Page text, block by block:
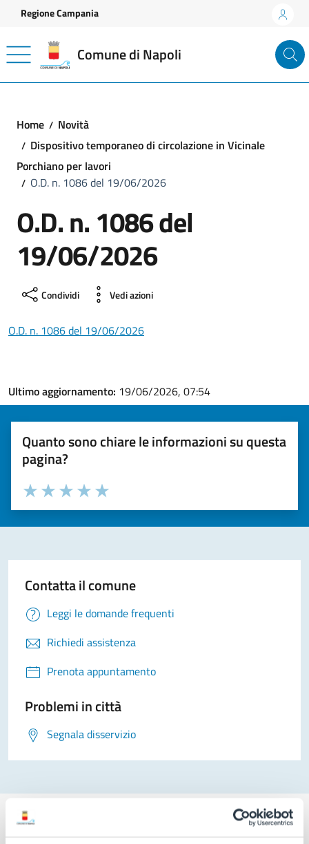
Vai ai contenuti
Vai al footer
Regione Campania
Comune di Napoli
Home
Novità
Dispositivo temporaneo di circolazione in Vicinale
Porchiano per lavori
O.D. n. 1086 del 19/06/2026
O.D. n. 1086 del
19/06/2026
Condividi Vedi azioni
O.D. n. 1086 del 19/06/2026
Ultimo aggiornamento: 19/06/2026, 07:54
Quanto sono chiare le informazioni su questa
pagina?
Valuta la chiarezza delle informazioni (da 1 a 5 stelle)
Seleziona il numero di stelle per valutare la chiarezza delle
Valuta 5 stelle su 5
Valuta 4 stelle su 5
Valuta 3 stelle su 5
Valuta 2 stelle su 5
Valuta 1 stelle su 5
Contatta il comune
Leggi le domande frequenti
Richiedi assistenza
Prenota appuntamento
Problemi in città
Segnala disservizio